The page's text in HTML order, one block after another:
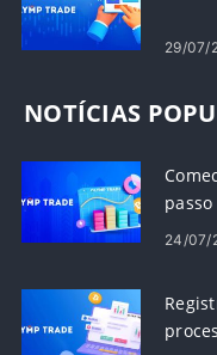
29/07/
NOTÍCIAS
24/07/